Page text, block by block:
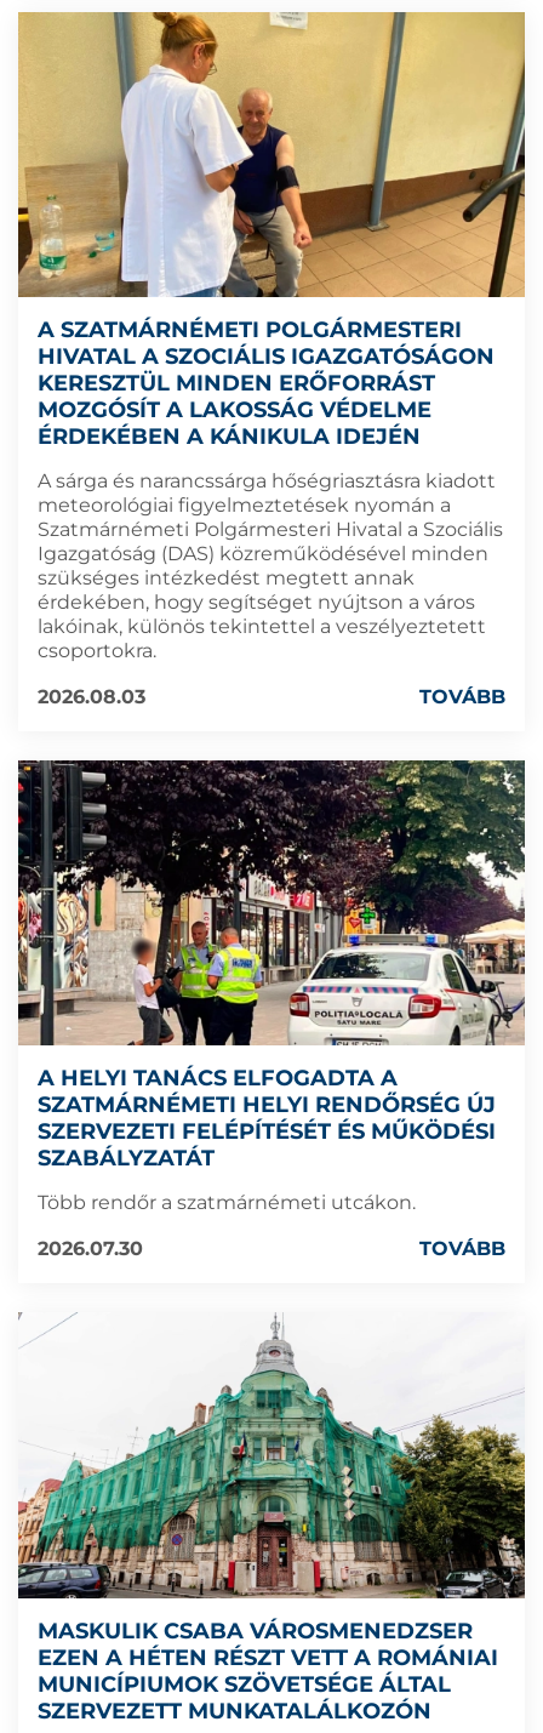
A SZATMÁRNÉMETI POLGÁRMESTERI
HIVATAL A SZOCIÁLIS IGAZGATÓSÁGON
KERESZTÜL MINDEN ERŐFORRÁST
MOZGÓSÍT A LAKOSSÁG VÉDELME
ÉRDEKÉBEN A KÁNIKULA IDEJÉN
A sárga és narancssárga hőségriasztásra kiadott
meteorológiai figyelmeztetések nyomán a
Szatmárnémeti Polgármesteri Hivatal a Szociális
Igazgatóság (DAS) közreműködésével minden
szükséges intézkedést megtett annak
érdekében, hogy segítséget nyújtson a város
lakóinak, különös tekintettel a veszélyeztetett
csoportokra.
2026.08.03
TOVÁBB
A HELYI TANÁCS ELFOGADTA A
SZATMÁRNÉMETI HELYI RENDŐRSÉG ÚJ
SZERVEZETI FELÉPÍTÉSÉT ÉS MŰKÖDÉSI
SZABÁLYZATÁT
Több rendőr a szatmárnémeti utcákon.
2026.07.30
TOVÁBB
MASKULIK CSABA VÁROSMENEDZSER
EZEN A HÉTEN RÉSZT VETT A ROMÁNIAI
MUNICÍPIUMOK SZÖVETSÉGE ÁLTAL
SZERVEZETT MUNKATALÁLKOZÓN